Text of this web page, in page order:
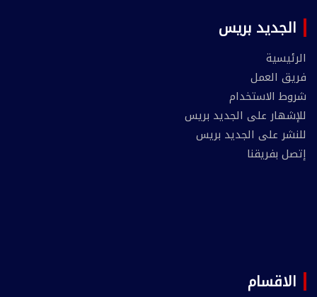
الجديد بريس
الرئيسية
فريق العمل
شروط الاستخدام
للإشهار على الجديد بريس
للنشر على الجديد بريس
إتصل بفريقنا
الاقسام